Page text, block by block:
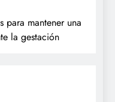
para mantener una
la gestación